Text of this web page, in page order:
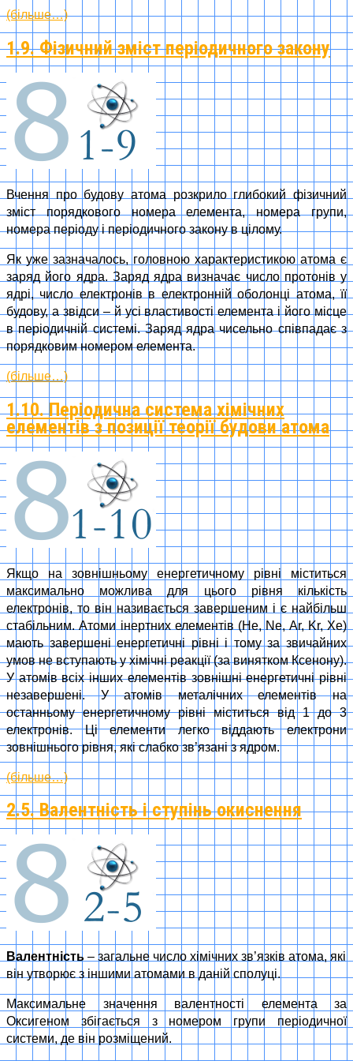
(більше…)
1.9. Фізичний зміст періодичного закону
Вчення про будову атома розкрило глибокий фізичний
зміст порядкового номера елемента, номера групи,
номера періоду і періодичного закону в цілому.
Як уже зазначалось, головною характеристикою атома є
заряд його ядра. Заряд ядра визначає число протонів у
ядрі, число електронів в електронній оболонці атома, її
будову, а звідси – й усі властивості елемента і його місце
в періодичній системі. Заряд ядра чисельно співпадає з
порядковим номером елемента.
(більше…)
1.10. Періодична система хімічних
елементів з позиції теорії будови атома
Якщо на зовнішньому енергетичному рівні міститься
максимально можлива для цього рівня кількість
електронів, то він називається завершеним і є найбільш
стабільним. Атоми інертних елементів (He, Ne, Ar, Kr, Xe)
мають завершені енергетичні рівні і тому за звичайних
умов не вступають у хімічні реакції (за винятком Ксенону).
У атомів всіх інших елементів зовнішні енергетичні рівні
незавершені. У атомів металічних елементів на
останньому енергетичному рівні міститься від 1 до 3
електронів. Ці елементи легко віддають електрони
зовнішнього рівня, які слабко зв’язані з ядром.
(більше…)
2.5. Валентність і ступінь окиснення
Валентність – загальне число хімічних зв’язків атома, які
він утворює з іншими атомами в даній сполуці.
Максимальне значення валентності елемента за
Оксигеном збігається з номером групи періодичної
системи, де він розміщений.